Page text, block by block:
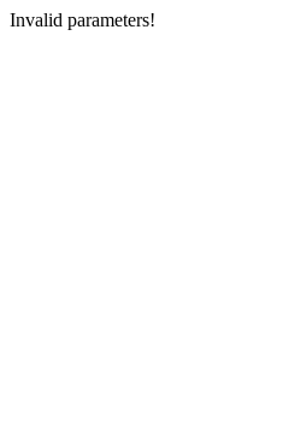
Invalid parameters!